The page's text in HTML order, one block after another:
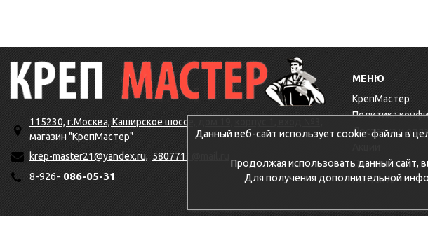
115230, г.Москва, Каширское шоссе, дом 19, корпус 1, вход №3,
магазин "КрепМастер"
krep-master21@yandex.ru, 5807711@mail.ru
8-926-086-05-31
МЕНЮ
КрепМастер
Политика
Доставка и
Оптовикам
Контакты
Данный веб-сайт использует cookie-файлы в
Продолжая использовать данный сайт,
Для получения дополнительной